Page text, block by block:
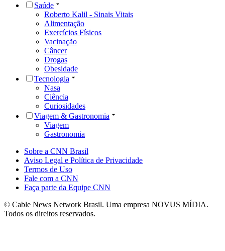
Saúde
Roberto Kalil - Sinais Vitais
Alimentação
Exercícios Físicos
Vacinação
Câncer
Drogas
Obesidade
Tecnologia
Nasa
Ciência
Curiosidades
Viagem & Gastronomia
Viagem
Gastronomia
Sobre a CNN Brasil
Aviso Legal e Política de Privacidade
Termos de Uso
Fale com a CNN
Faça parte da Equipe CNN
© Cable News Network Brasil. Uma empresa NOVUS MÍDIA.
Todos os direitos reservados.